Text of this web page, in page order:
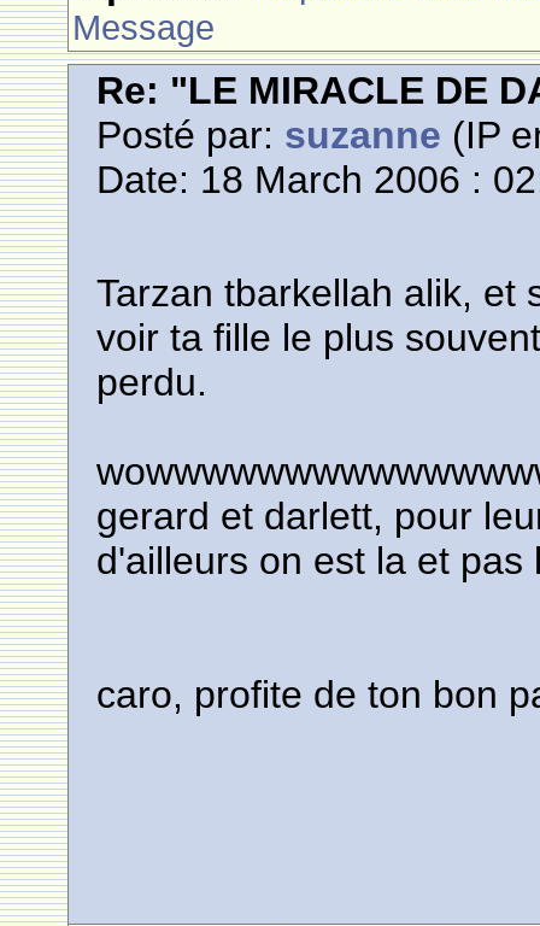
Message
Re: "LE MIRACLE DE
Posté par: suzanne (IP
Date: 18 March 2006 :
Tarzan tbarkellah alik, et
voir ta fille le plus
perdu.
gerard et darlett, pour
d'ailleurs on est la et pas
caro, profite de ton bon